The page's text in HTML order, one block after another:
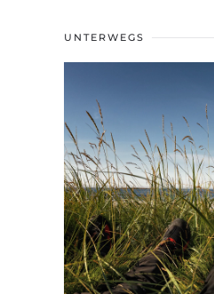
UNTERWEGS